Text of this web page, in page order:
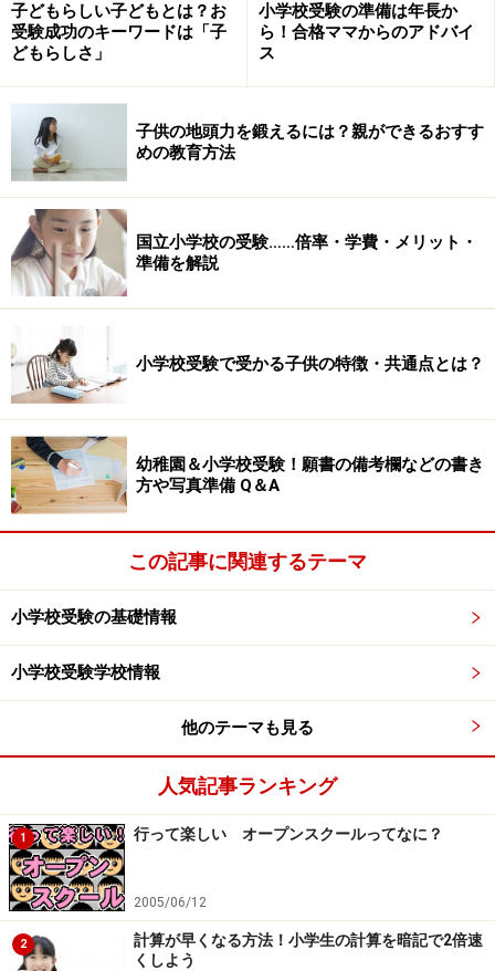
子どもらしい子どもとは？お
受験成功のキーワードは「子
どもらしさ」
小学校受験の準備は年長か
ら！合格ママからのアドバイ
ス
子供の地頭力を鍛えるには？親ができるおすす
めの教育方法
国立小学校の受験……倍率・学費・メリット・
準備を解説
小学校受験で受かる子供の特徴・共通点とは？
幼稚園＆小学校受験！願書の備考欄などの書き
方や写真準備 Q＆A
この記事に関連するテーマ
小学校受験の基礎情報
小学校受験学校情報
他のテーマも見る
人気記事ランキング
1 行って楽しい オープンスクールってなに？
2005/06/12
2
計算が早くなる方法！小学生の計算を暗記で2倍速
くしよう